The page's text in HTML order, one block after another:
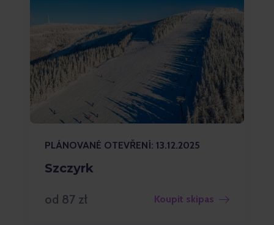
PLÁNOVANÉ OTEVŘENÍ: 13.12.2025
Szczyrk
od 87 zł Koupit skipas